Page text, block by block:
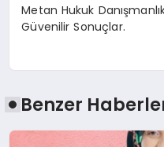
Metan Hukuk
Güvenilir Sonuçlar.
Benzer